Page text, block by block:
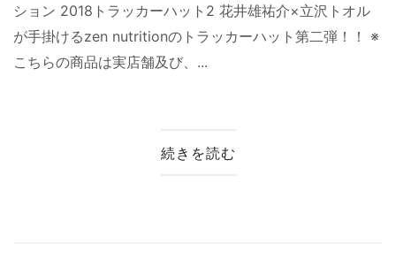
ション 2018トラッカーハット2 花井雄祐介×立沢トオル
が手掛けるzen nutritionのトラッカーハット第二弾！！ ※
こちらの商品は実店舗及び、...
続きを読む